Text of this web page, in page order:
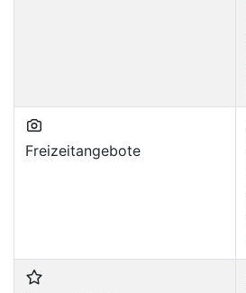
Freizeitangebote